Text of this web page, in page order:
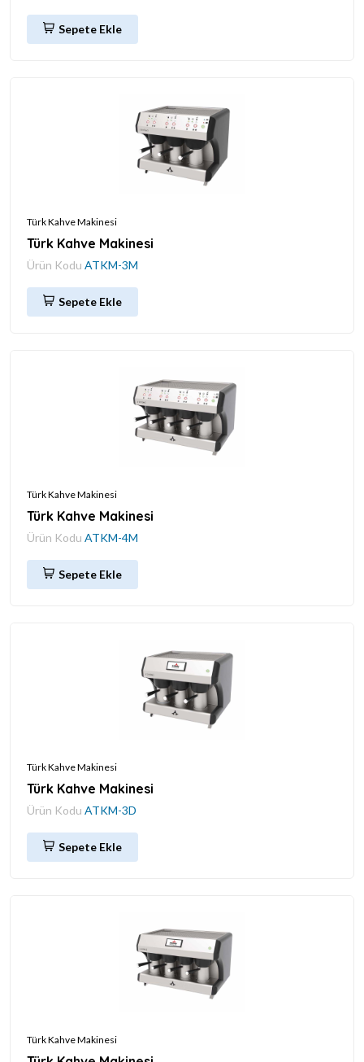
Sepete Ekle
Türk Kahve Makinesi
Türk Kahve Makinesi
Ürün Kodu ATKM-3M
Sepete Ekle
Türk Kahve Makinesi
Türk Kahve Makinesi
Ürün Kodu ATKM-4M
Sepete Ekle
Türk Kahve Makinesi
Türk Kahve Makinesi
Ürün Kodu ATKM-3D
Sepete Ekle
Türk Kahve Makinesi